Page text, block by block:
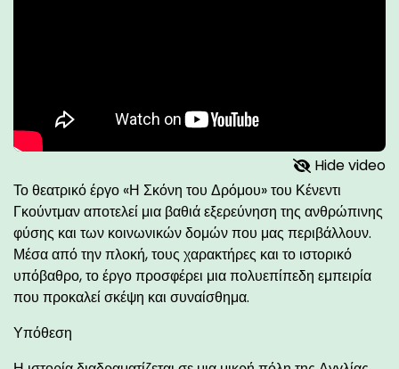
Hide video
Το θεατρικό έργο «Η Σκόνη του Δρόμου» του Κένεντι
Γκούντμαν αποτελεί μια βαθιά εξερεύνηση της ανθρώπινης
φύσης και των κοινωνικών δομών που μας περιβάλλουν.
Μέσα από την πλοκή, τους χαρακτήρες και το ιστορικό
υπόβαθρο, το έργο προσφέρει μια πολυεπίπεδη εμπειρία
που προκαλεί σκέψη και συναίσθημα.
Υπόθεση